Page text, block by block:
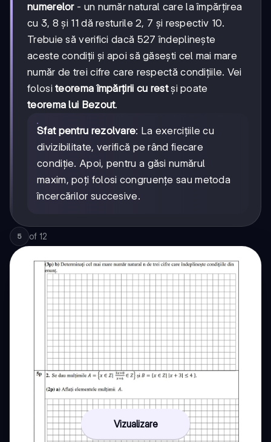
numerelor- un număr natural care la împărțirea
cu 3, 8 și 11 dă resturile 2, 7 și respectiv 10.
Trebuie să verifici dacă 527 îndeplinește
aceste condiții și apoi să găsești cel mai mare
număr de trei cifre care respectă condițiile. Vei
folositeorema împărțirii cu restși poate
teorema lui Bezout.
Sfat pentru rezolvare: La exercițiile cu
divizibilitate, verifică pe rând fiecare
condiție. Apoi, pentru a găsi numărul
maxim, poți folosi congruențe sau metoda
încercărilor succesive.
5 of 12
Vizualizare